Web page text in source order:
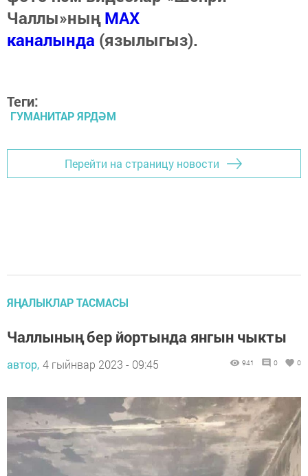
Чаллы»ныңMAX
каналында (язылыгыз).
Теги:
ГУМАНИТАР ЯРДӘМ
Перейти на страницу новости
ЯҢАЛЫКЛАР ТАСМАСЫ
Чаллының бер йортында янгын чыкты
автор, 4 гыйнвар 2023 - 09:45 941 0 0